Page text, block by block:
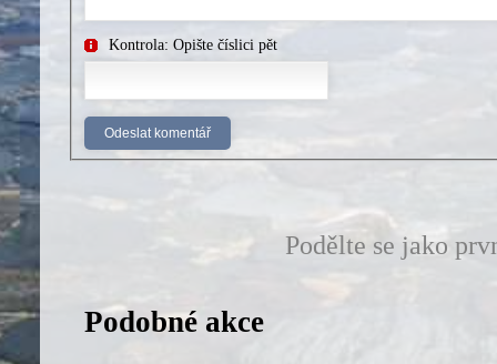
Kontrola: Opište číslici pět
Podělte se jako
Podobné akce